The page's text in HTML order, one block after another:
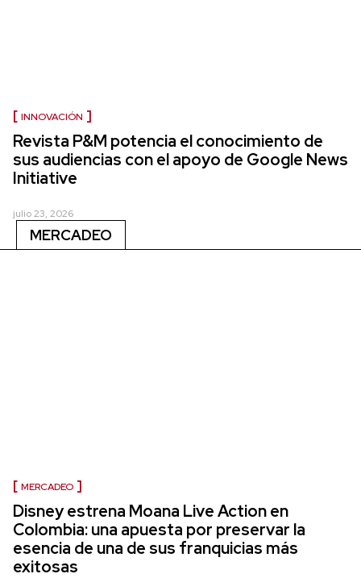
INNOVACIÓN
Revista P&M potencia el conocimiento de
sus audiencias con el apoyo de Google News
Initiative
julio 23, 2026
MERCADEO
MERCADEO
Disney estrena Moana Live Action en
Colombia: una apuesta por preservar la
esencia de una de sus franquicias más
exitosas